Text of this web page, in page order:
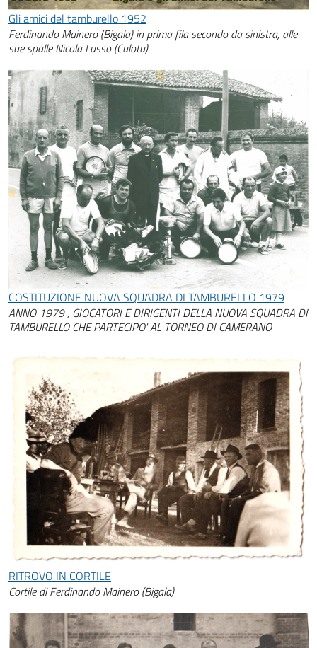
Gli amici del tamburello 1952
Ferdinando Mainero (Bigala) in prima fila secondo da sinistra, alle
sue spalle Nicola Lusso (Culotu)
COSTITUZIONE NUOVA SQUADRA DI TAMBURELLO 1979
ANNO 1979 , GIOCATORI E DIRIGENTI DELLA NUOVA SQUADRA DI
TAMBURELLO CHE PARTECIPO' AL TORNEO DI CAMERANO
RITROVO IN CORTILE
Cortile di Ferdinando Mainero (Bigala)